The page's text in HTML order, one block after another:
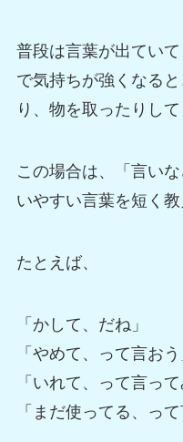
普段は言葉が出てい
で気持ちが強くなる
り、物を取ったりし
この場合は、「言い
いやすい言葉を短く教
たとえば、
「かして、だね」
「やめて、って言おう
「いれて、って言って
「まだ使ってる、って